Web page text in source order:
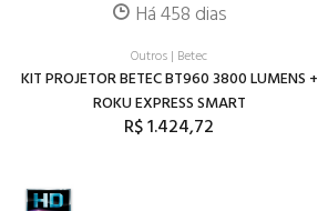
Há 458 dias
Outros | Betec
KIT PROJETOR BETEC BT960 3800 LUMENS +
ROKU EXPRESS SMART
R$ 1.424,72